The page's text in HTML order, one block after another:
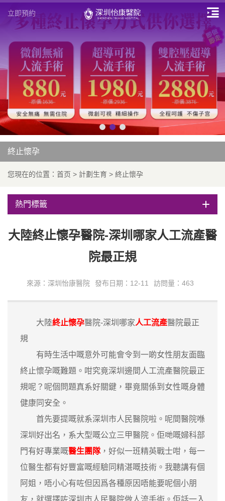
立即預約
終止懷孕
您現在的位置： 首页 > 計劃生育 > 終止懷孕
熱門標籤
大陸終止懷孕醫院-深圳哪家人工流產醫
院最正規
來源：深圳怡康醫院 發布日期：12-11 訪問量：463
大陸終止懷孕醫院-深圳哪家人工流產醫院最正
規
有時生活中嘅意外可能會令到一啲女性朋友面臨
終止懷孕嘅難題。咁究竟深圳邊間人工流產醫院最正
規呢？呢個問題真系好關鍵，畢竟關係到女性嘅身體
健康同安全。
首先要提嘅就系深圳市人民醫院啦。呢間醫院喺
深圳好出名，系大型嘅公立三甲醫院。佢哋嘅婦科部
門有好專業嘅醫生團隊，好似一班精英戰士咁，每一
位醫生都有好豐富嘅經驗同精湛嘅技術。我聽講有個
阿姐，唔小心有咗但因爲各種原因唔能要呢個小朋
友，就選擇咗深圳市人民醫院做人流手術。佢話一入